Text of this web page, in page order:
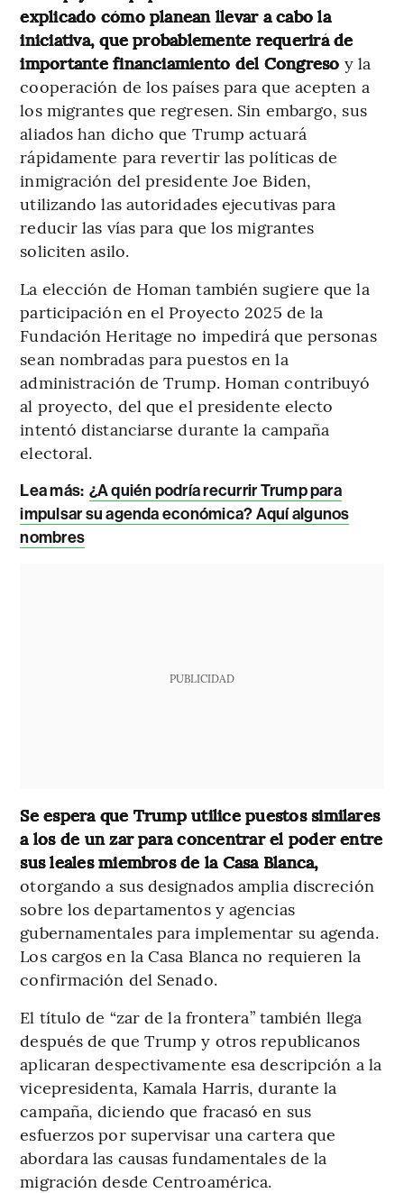
explicado cómo planean llevar a cabo la
iniciativa, que probablemente requerirá de
importante financiamiento del Congreso y la
cooperación de los países para que acepten a
los migrantes que regresen. Sin embargo, sus
aliados han dicho que Trump actuará
rápidamente para revertir las políticas de
inmigración del presidente Joe Biden,
utilizando las autoridades ejecutivas para
reducir las vías para que los migrantes
soliciten asilo.
La elección de Homan también sugiere que la
participación en el Proyecto 2025 de la
Fundación Heritage no impedirá que personas
sean nombradas para puestos en la
administración de Trump. Homan contribuyó
al proyecto, del que el presidente electo
intentó distanciarse durante la campaña
electoral.
Lea más: ¿A quién podría recurrir Trump para
impulsar su agenda económica? Aquí algunos
nombres
PUBLICIDAD
Se espera que Trump utilice puestos similares
a los de un zar para concentrar el poder entre
sus leales miembros de la Casa Blanca,
otorgando a sus designados amplia discreción
sobre los departamentos y agencias
gubernamentales para implementar su agenda.
Los cargos en la Casa Blanca no requieren la
confirmación del Senado.
El título de “zar de la frontera” también llega
después de que Trump y otros republicanos
aplicaran despectivamente esa descripción a la
vicepresidenta, Kamala Harris, durante la
campaña, diciendo que fracasó en sus
esfuerzos por supervisar una cartera que
abordara las causas fundamentales de la
migración desde Centroamérica.